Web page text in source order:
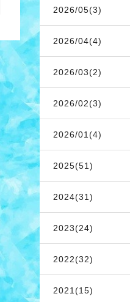
2026/05(3)
2026/04(4)
2026/03(2)
2026/02(3)
2026/01(4)
2025(51)
2024(31)
2023(24)
2022(32)
2021(15)